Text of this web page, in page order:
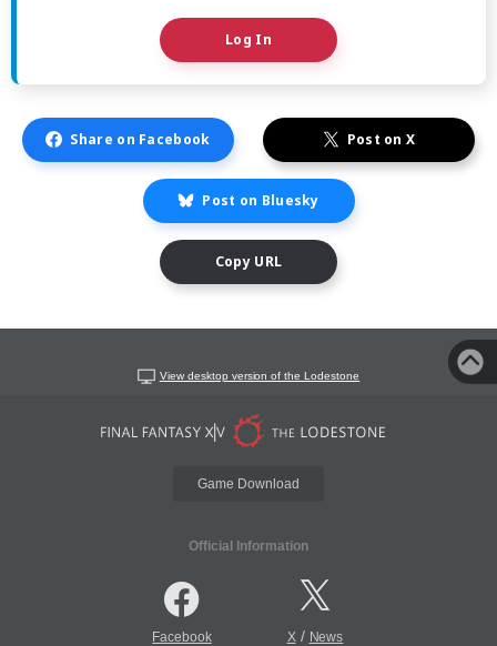
Log In
Share on Facebook Post on X
Post on Bluesky
Copy URL
View desktop version of the Lodestone
Game Download
Official Information
Facebook X/ News